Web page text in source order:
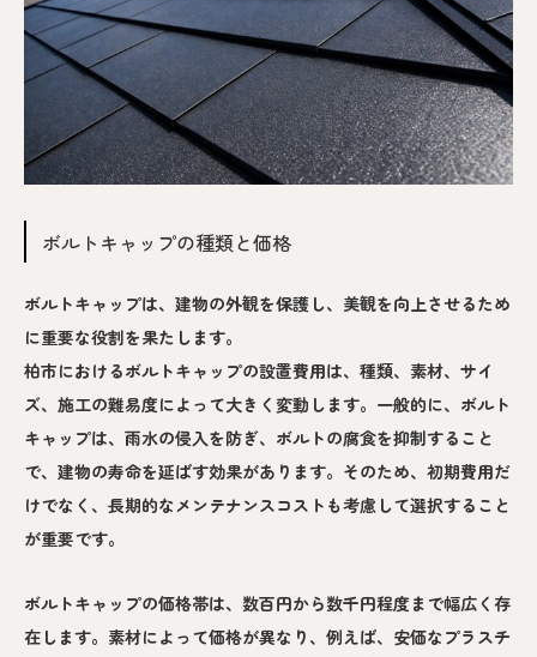
ボルトキャップの種類と価格
ボルトキャップは、建物の外観を保護し、美観を向上させるため
に重要な役割を果たします。
柏市におけるボルトキャップの設置費用は、種類、素材、サイ
ズ、施工の難易度によって大きく変動します。一般的に、ボルト
キャップは、雨水の侵入を防ぎ、ボルトの腐食を抑制すること
で、建物の寿命を延ばす効果があります。そのため、初期費用だ
けでなく、長期的なメンテナンスコストも考慮して選択すること
が重要です。
ボルトキャップの価格帯は、数百円から数千円程度まで幅広く存
在します。素材によって価格が異なり、例えば、安価なプラスチ